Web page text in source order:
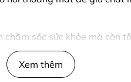
sóc sức khỏe mà
Xem thêm